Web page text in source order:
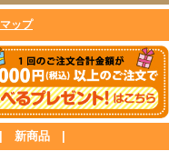
ップ
新商品